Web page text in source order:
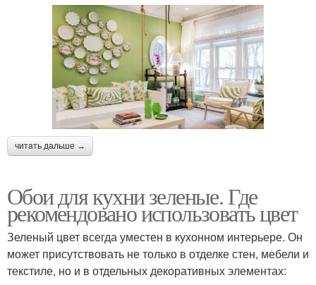
читать дальше →
Обои для кухни зеленые. Где
рекомендовано использовать цвет
Зеленый цвет всегда уместен в кухонном интерьере. Он
может присутствовать не только в отделке стен, мебели и
текстиле, но и в отдельных декоративных элементах: